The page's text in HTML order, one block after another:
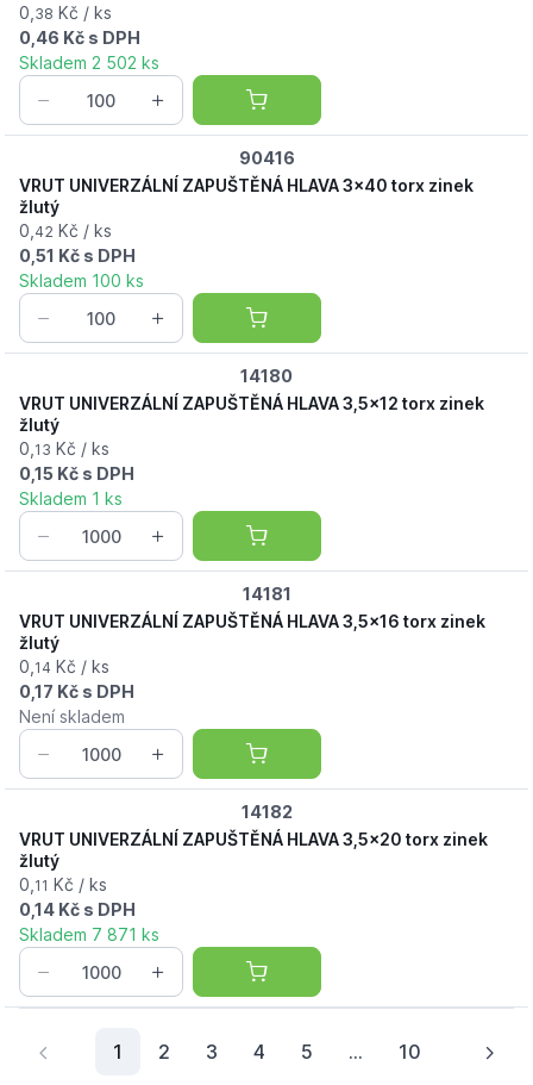
0, 38 Kč / ks
0,46 Kč s DPH
Skladem 2 502 ks
90416
VRUT UNIVERZÁLNÍ ZAPUŠTĚNÁ HLAVA 3x40 torx zinek
žlutý
0, 42 Kč / ks
0,51 Kč s DPH
Skladem 100 ks
14180
VRUT UNIVERZÁLNÍ ZAPUŠTĚNÁ HLAVA 3,5x12 torx zinek
žlutý
0, 13 Kč / ks
0,15 Kč s DPH
Skladem 1 ks
14181
VRUT UNIVERZÁLNÍ ZAPUŠTĚNÁ HLAVA 3,5x16 torx zinek
žlutý
0, 14 Kč / ks
0,17 Kč s DPH
Není skladem
14182
VRUT UNIVERZÁLNÍ ZAPUŠTĚNÁ HLAVA 3,5x20 torx zinek
žlutý
0, 11 Kč / ks
0,14 Kč s DPH
Skladem 7 871 ks
1 Aktuální stránka
2 3 4 5 ... 10